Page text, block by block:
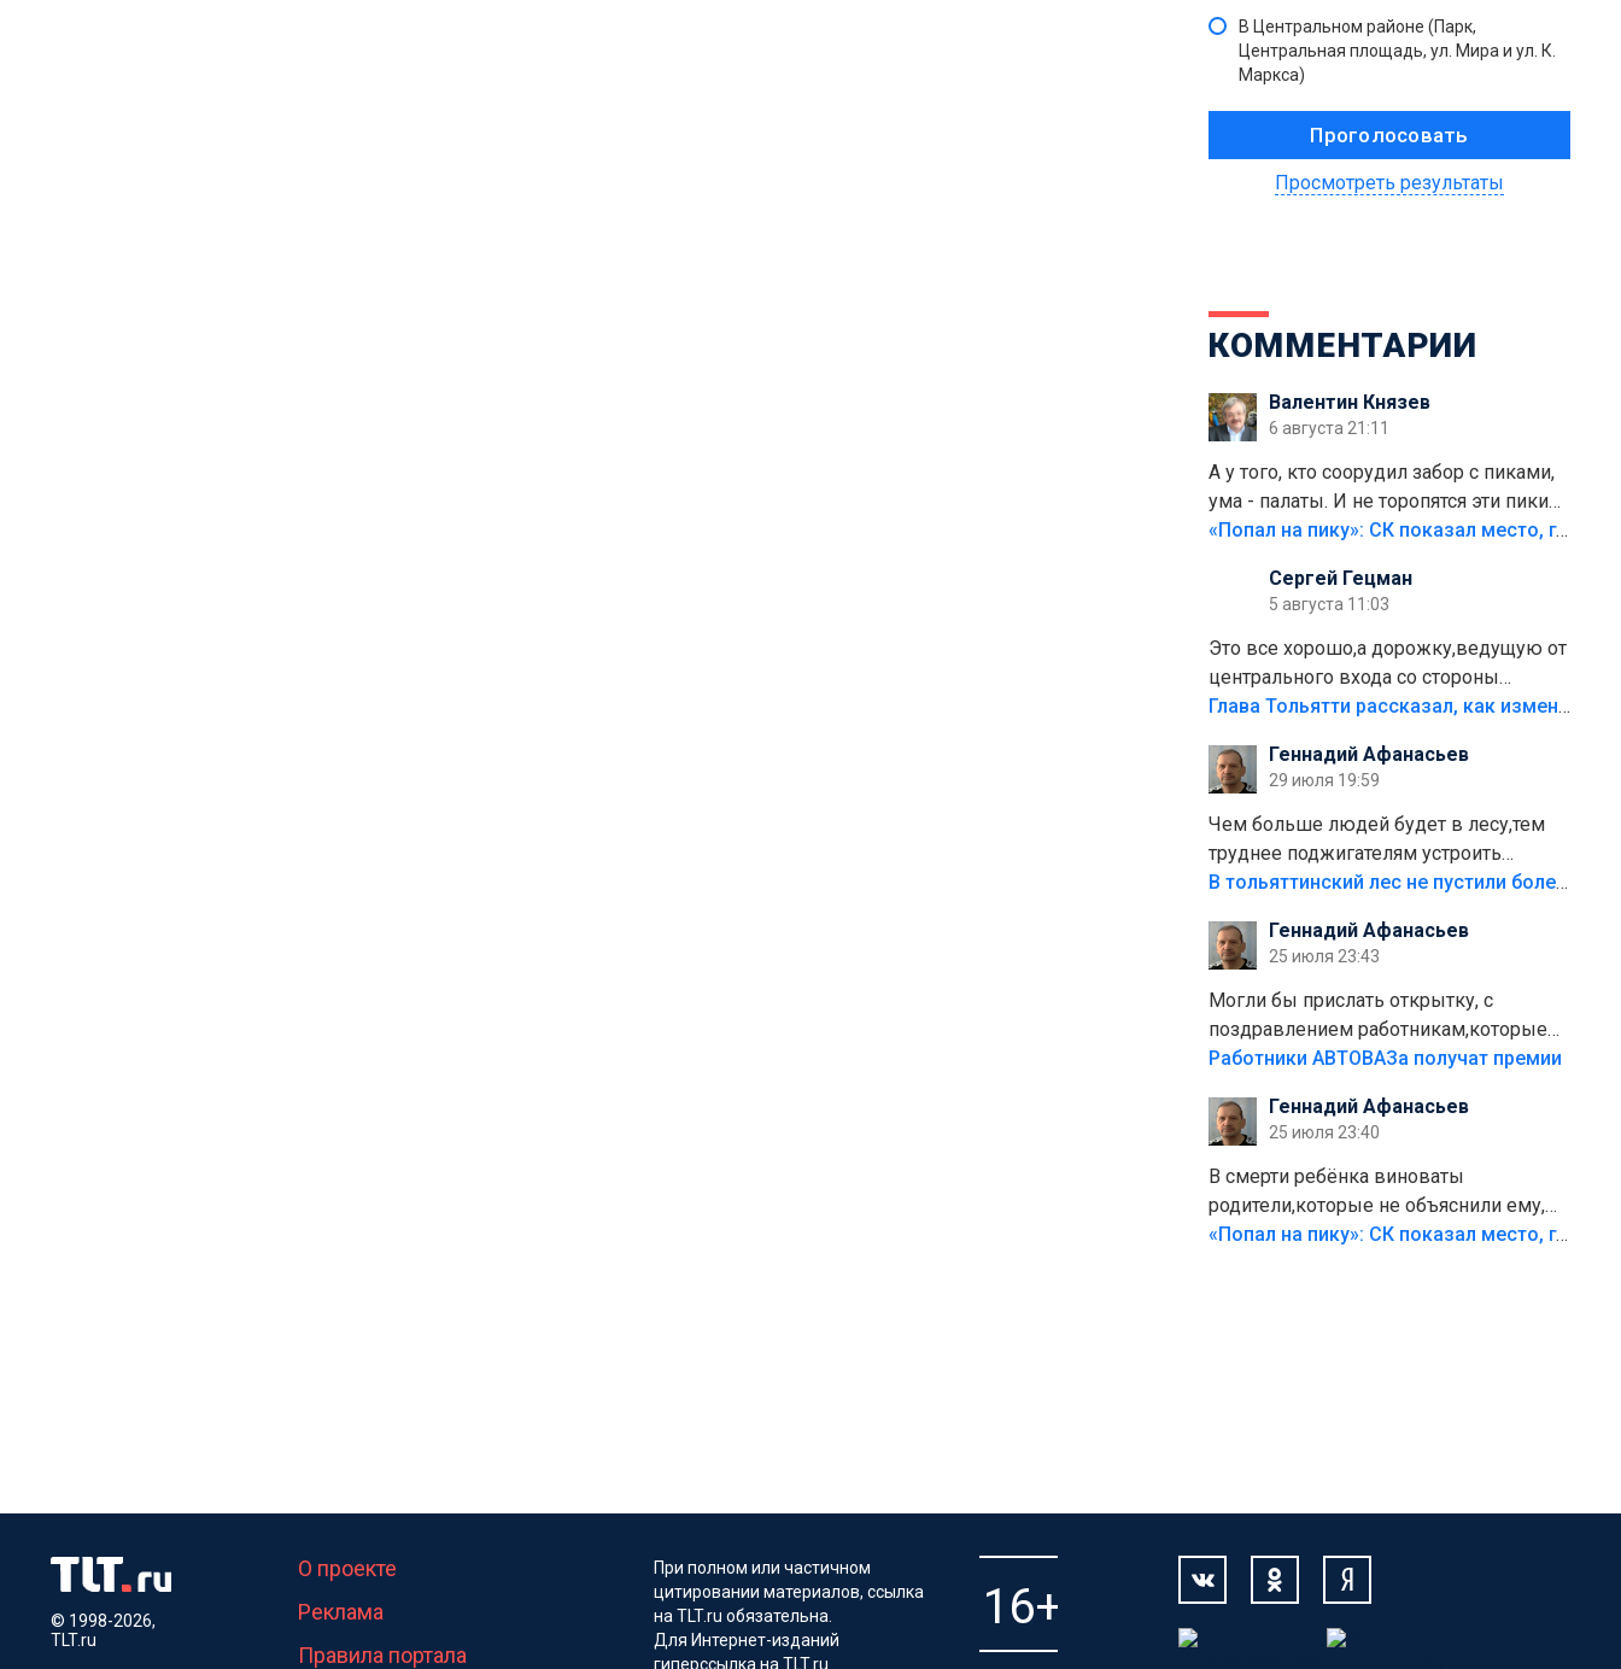
В Центральном районе (Парк,
Центральная площадь, ул. Мира и ул. К.
Маркса)
Просмотреть результаты
КОММЕНТАРИИ
Валентин Князев
6 августа 21:11
А у того, кто соорудил забор с пиками,
ума - палаты. И не торопятся эти пики
срезать
«Попал на пику»: СК показал место, где был смертельно травмирован ребенок в Тольятти
Сергей Гецман
5 августа 11:03
Это все хорошо,а дорожку,ведущую от
центрального входа со стороны
кафе"Мираж" к аттракционам слабо
плитки не хватило,т.к.осенью и зимой
лежала в парке и испортилась.Да
еще,видимо,часть украли.
Глава Тольятти рассказал, как изменится парк Центрального района
Геннадий Афанасьев
29 июля 19:59
Чем больше людей будет в лесу,тем
труднее поджигателям устроить
пожар.Тех кто разводит костры,тех
полно стоит,почему водители всё
равно едут в лес? Штрафы мизерные.
В тольяттинский лес не пустили более тысячи автомобилей
Геннадий Афанасьев
25 июля 23:43
Могли бы прислать открытку, с
поздравлением работникам,которые
больше сорока лет отработали на
Работники АВТОВАЗа получат премии
Геннадий Афанасьев
25 июля 23:40
В смерти ребёнка виноваты
родители,которые не объяснили ему,
что такое хорошо и что такое плохо!
«Попал на пику»: СК показал место, где был смертельно травмирован ребенок в Тольятти
© 1998-2026,
TLT.ru
О проекте
Реклама
Правила портала
При полном или частичном
цитировании материалов, ссылка
на TLT.ru обязательна.
Для Интернет-изданий
гиперссылка на TLT.ru